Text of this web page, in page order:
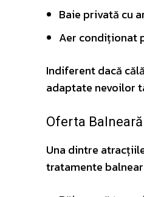
Baie privată cu
Aer condiționat
Indiferent dacă
adaptate nevoilor
Oferta
Una dintre
tratamente